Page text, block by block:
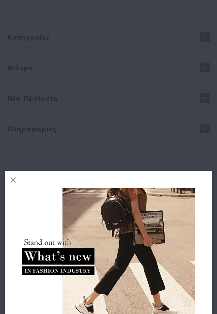
Κατηγορίες
Φίλτρα
Νέα Προϊόντα
Πληροφορίες
Συνέχεια